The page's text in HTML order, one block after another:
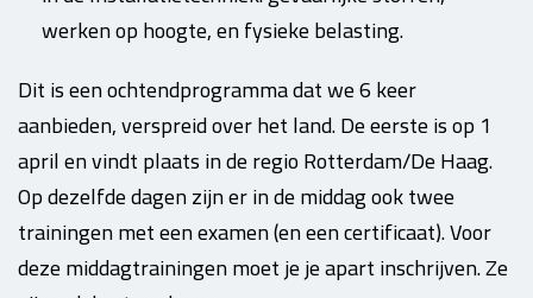
werken op hoogte, en fysieke belasting.
Dit is een ochtendprogramma dat we 6 keer
aanbieden, verspreid over het land. De eerste is op 1
april en vindt plaats in de regio Rotterdam/De Haag.
Op dezelfde dagen zijn er in de middag ook twee
trainingen met een examen (en een certificaat). Voor
deze middagtrainingen moet je je apart inschrijven. Ze